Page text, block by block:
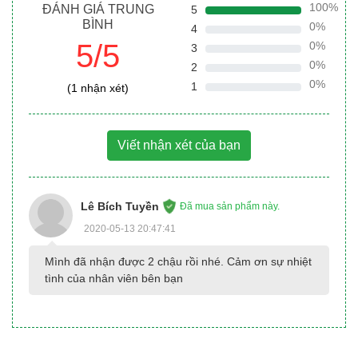
ĐÁNH GIÁ TRUNG
BÌNH
5/5
(1 nhận xét)
5
100%
4
0%
3
0%
2
0%
1
0%
Viết nhận xét của bạn
Lê Bích Tuyền
Đã mua sản phẩm này.
2020-05-13 20:47:41
Mình đã nhận được 2 chậu rồi nhé. Cảm ơn sự nhiệt
tình của nhân viên bên bạn